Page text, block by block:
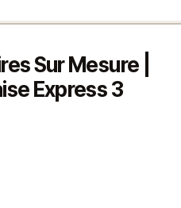
Sur Mesure |
Express 3